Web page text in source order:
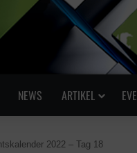
NEWS ARTIKEL
2022 – Tag 18